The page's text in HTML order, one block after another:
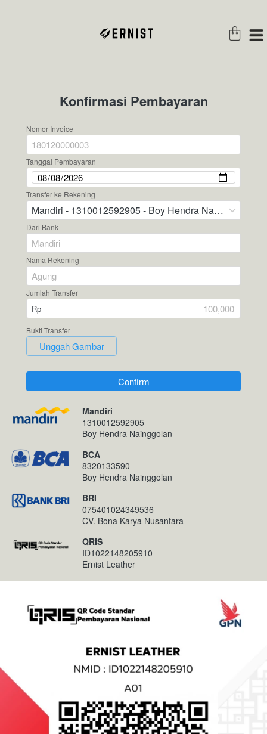
Konfirmasi Pembayaran
Nomor Invoice
Tanggal Pembayaran
Transfer ke Rekening
Mandiri - 1310012592905 - Boy Hendra Nainggolan
Dari Bank
Nama Rekening
Jumlah Transfer
Rp
Bukti Transfer
`Unggah Gambar
`
Confirm
Mandiri
1310012592905
Boy Hendra Nainggolan
BCA
8320133590
Boy Hendra Nainggolan
BRI
075401024349536
CV. Bona Karya Nusantara
QRIS
ID1022148205910
Ernist Leather